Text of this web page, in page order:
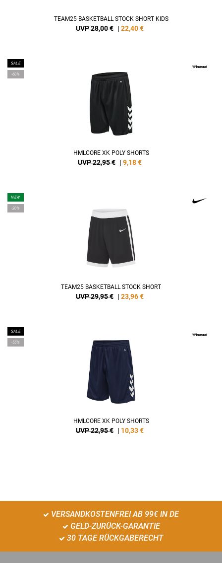
TEAM25 BASKETBALL STOCK SHORT KIDS
UVP 28,00 € | 22,40€
SALE
-60%
HMLCORE XK POLY SHORTS
UVP 22,95 € | 9,18€
NEW
-20%
TEAM25 BASKETBALL STOCK SHORT
UVP 29,95 € | 23,96€
SALE
-55%
HMLCORE XK POLY SHORTS
UVP 22,95 € | 10,33€
VERSANDKOSTENFREI AB 99€ IN DE
GELD-ZURÜCK-GARANTIE
30 TAGE RÜCKGABERECHT